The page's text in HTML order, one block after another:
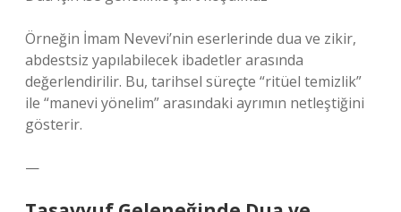
Örneğin İmam Nevevi’nin eserlerinde dua ve zikir,
abdestsiz yapılabilecek ibadetler arasında
değerlendirilir. Bu, tarihsel süreçte “ritüel temizlik”
ile “manevi yönelim” arasındaki ayrımın netleştiğini
gösterir.
—